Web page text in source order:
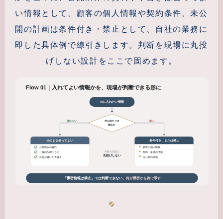
い情報として、顧客の個人情報や契約条件、未公
開の計画は条件付き・禁止として、自社の業務に
即した具体例で線引きします。判断を現場に丸投
げしない設計をここで固めます。